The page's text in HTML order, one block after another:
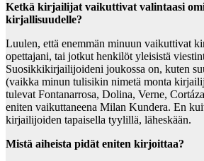
Ketkä kirjailijat vaikuttivat valintaasi
kirjallisuudelle?
Luulen, että enemmän minuun vaikuttivat
opettajani, tai jotkut henkilöt yleisistä
Suosikkikirjailijoideni joukossa on, kuten
(vaikka minun tulisikin nimetä monta
tulevat Fontanarrosa, Dolina, Verne,
eniten vaikuttaneena Milan Kundera. En
kirjailijoiden tapaisella tyylillä, läheskään.
Mistä aiheista pidät eniten kirjoittaa?